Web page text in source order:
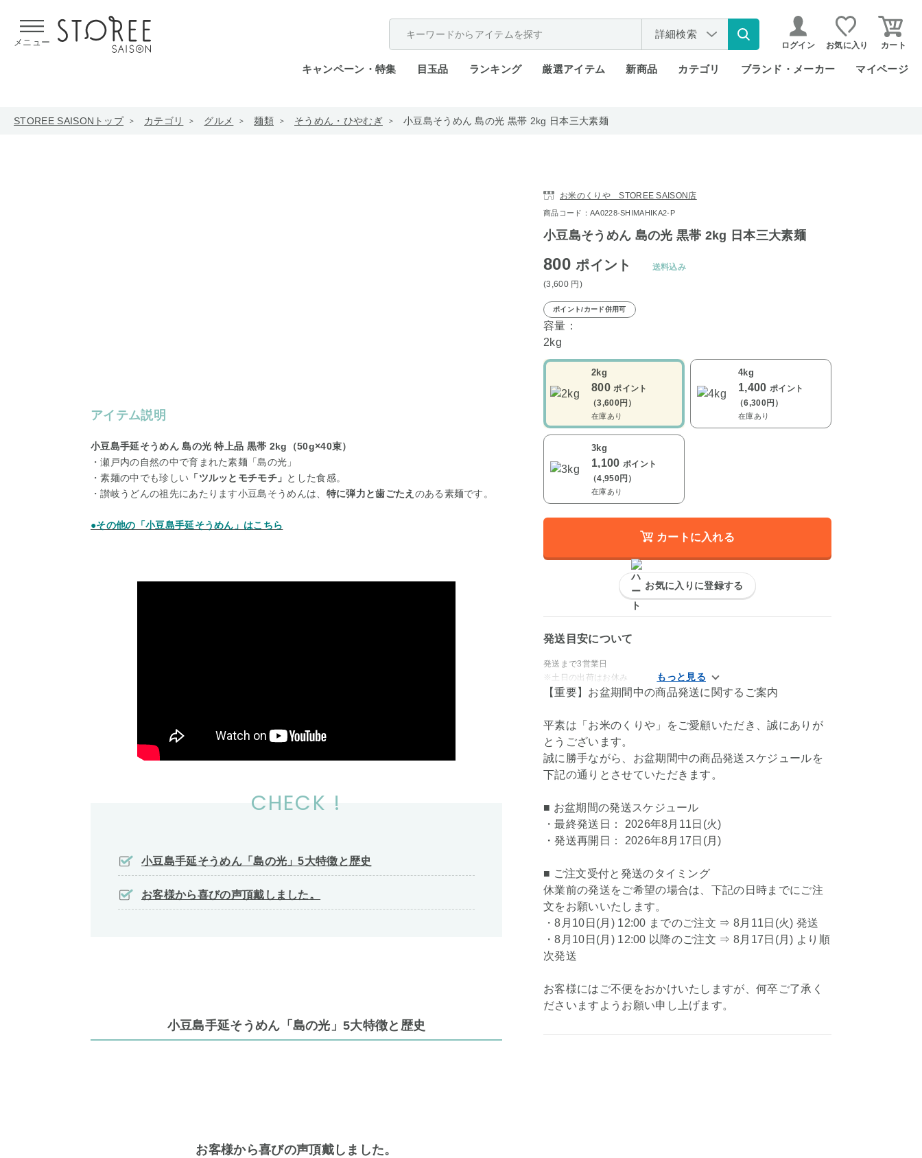
メニュー
詳細検索
ログイン お気に入り カート
キャンペーン・特集 目玉品 ランキング 厳選アイテム 新商品 カテゴリ ブランド・メーカー マイページ
STOREE SAISONトップ カテゴリ グルメ 麺類 そうめん・ひやむぎ 小豆島そうめん 島の光 黒帯 2kg 日本三大素麺
アイテム説明
小豆島手延そうめん 島の光 特上品 黒帯 2kg（50g×40束）
・瀬戸内の自然の中で育まれた素麺「島の光」
・素麺の中でも珍しい 「ツルッとモチモチ」 とした食感。
・讃岐うどんの祖先にあたります小豆島そうめんは、 特に弾力と歯ごたえ のある素麺です。
●その他の「小豆島手延そうめん」はこちら
CHECK !
小豆島手延そうめん「島の光」5大特徴と歴史
お客様から喜びの声頂戴しました。
小豆島手延そうめん「島の光」5大特徴と歴史
お客様から喜びの声頂戴しました。
お米のくりや STOREE SAISON店
商品コード：AA0228-SHIMAHIKA2-P
小豆島そうめん 島の光 黒帯 2kg 日本三大素麺
800ポイント
(3,600 円 )
送料込み
ポイント/カード併用可
容量：
2kg
2kg
800 ポイント
（3,600円）
在庫あり
4kg
1,400 ポイント
（6,300円）
在庫あり
3kg
1,100 ポイント
（4,950円）
在庫あり
カートに入れる
お気に入りに登録する
発送目安について
発送まで3営業日
※土日の出荷はお休み
【重要】お盆期間中の商品発送に関するご案内
平素は「お米のくりや」をご愛顧いただき、誠にありが
とうございます。
誠に勝手ながら、お盆期間中の商品発送スケジュールを
下記の通りとさせていただきます。
■ お盆期間の発送スケジュール
・最終発送日： 2026年8月11日(火)
・発送再開日： 2026年8月17日(月)
■ ご注文受付と発送のタイミング
休業前の発送をご希望の場合は、下記の日時までにご注
文をお願いいたします。
・8月10日(月) 12:00 までのご注文 ⇒ 8月11日(火) 発送
・8月10日(月) 12:00 以降のご注文 ⇒ 8月17日(月) より順
次発送
お客様にはご不便をおかけいたしますが、何卒ご了承く
ださいますようお願い申し上げます。